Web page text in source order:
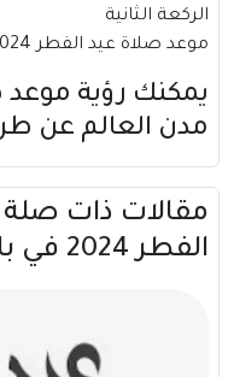
الركعة الثانية
موعد صلاة عيد الفطر 2024 في بادانغ | إندونيسيا.
يمكنك رؤية
مدن العالم عن
مقالات ذات صلة
الفطر 2024 في بادانغ | إندونيسيا